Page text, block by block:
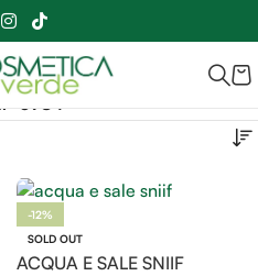
📲3341056025 - 3886572748
-12%
SOLD OUT
ACQUA E SALE SNIIF